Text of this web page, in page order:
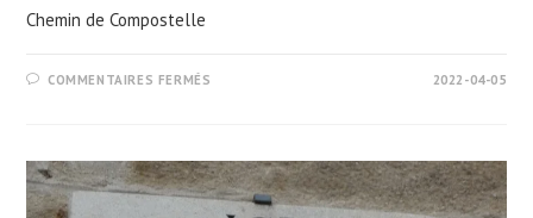
Chemin de Compostelle
COMMENTAIRES FERMÉS
–
2ÈME
PARTIE
2022-04-05